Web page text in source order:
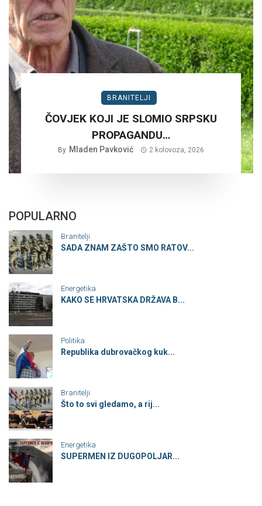
BRANITELJI
ČOVJEK KOJI JE SLOMIO SRPSKU
PROPAGANDU…
By Mladen Pavković 2 kolovoza, 2026
POPULARNO
Branitelji
SADA ZNAM ZAŠTO SMO RATOV...
Energetika
KAKO SE HRVATSKA DRŽAVA B...
Politika
Republika dubrovačkog kuk...
Branitelji
Što to svi gledamo, a rij...
Energetika
SUPERMEN IZ DUGOPOLJAR...